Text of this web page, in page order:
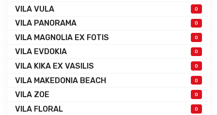
VILA VULA 0
VILA PANORAMA 0
VILA MAGNOLIA EX FOTIS 0
VILA EVDOKIA 0
VILA KIKA EX VASILIS 0
VILA MAKEDONIA BEACH 0
VILA ZOE 0
VILA FLORAL 0